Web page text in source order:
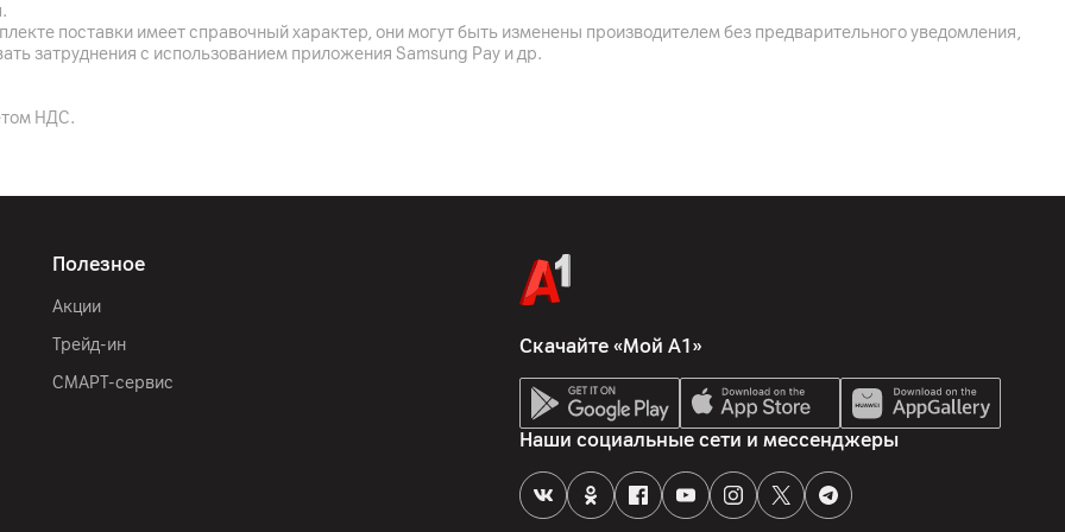
Ningbo Lofans Home Appliance Co., Ltd, Китай , Cixi , Ningbo 315324 Zhejiang Yueli
поставки имеет справочный характер, они могут быть изменены производителем без предварительного уведомления,
затруднения с использованием приложения Samsung Pay и др.
НДС.
Полезное
Акции
Трейд-ин
СМАРТ-сервис
Скачайте «Мой А1»
Наши социальные сети и мессенджеры